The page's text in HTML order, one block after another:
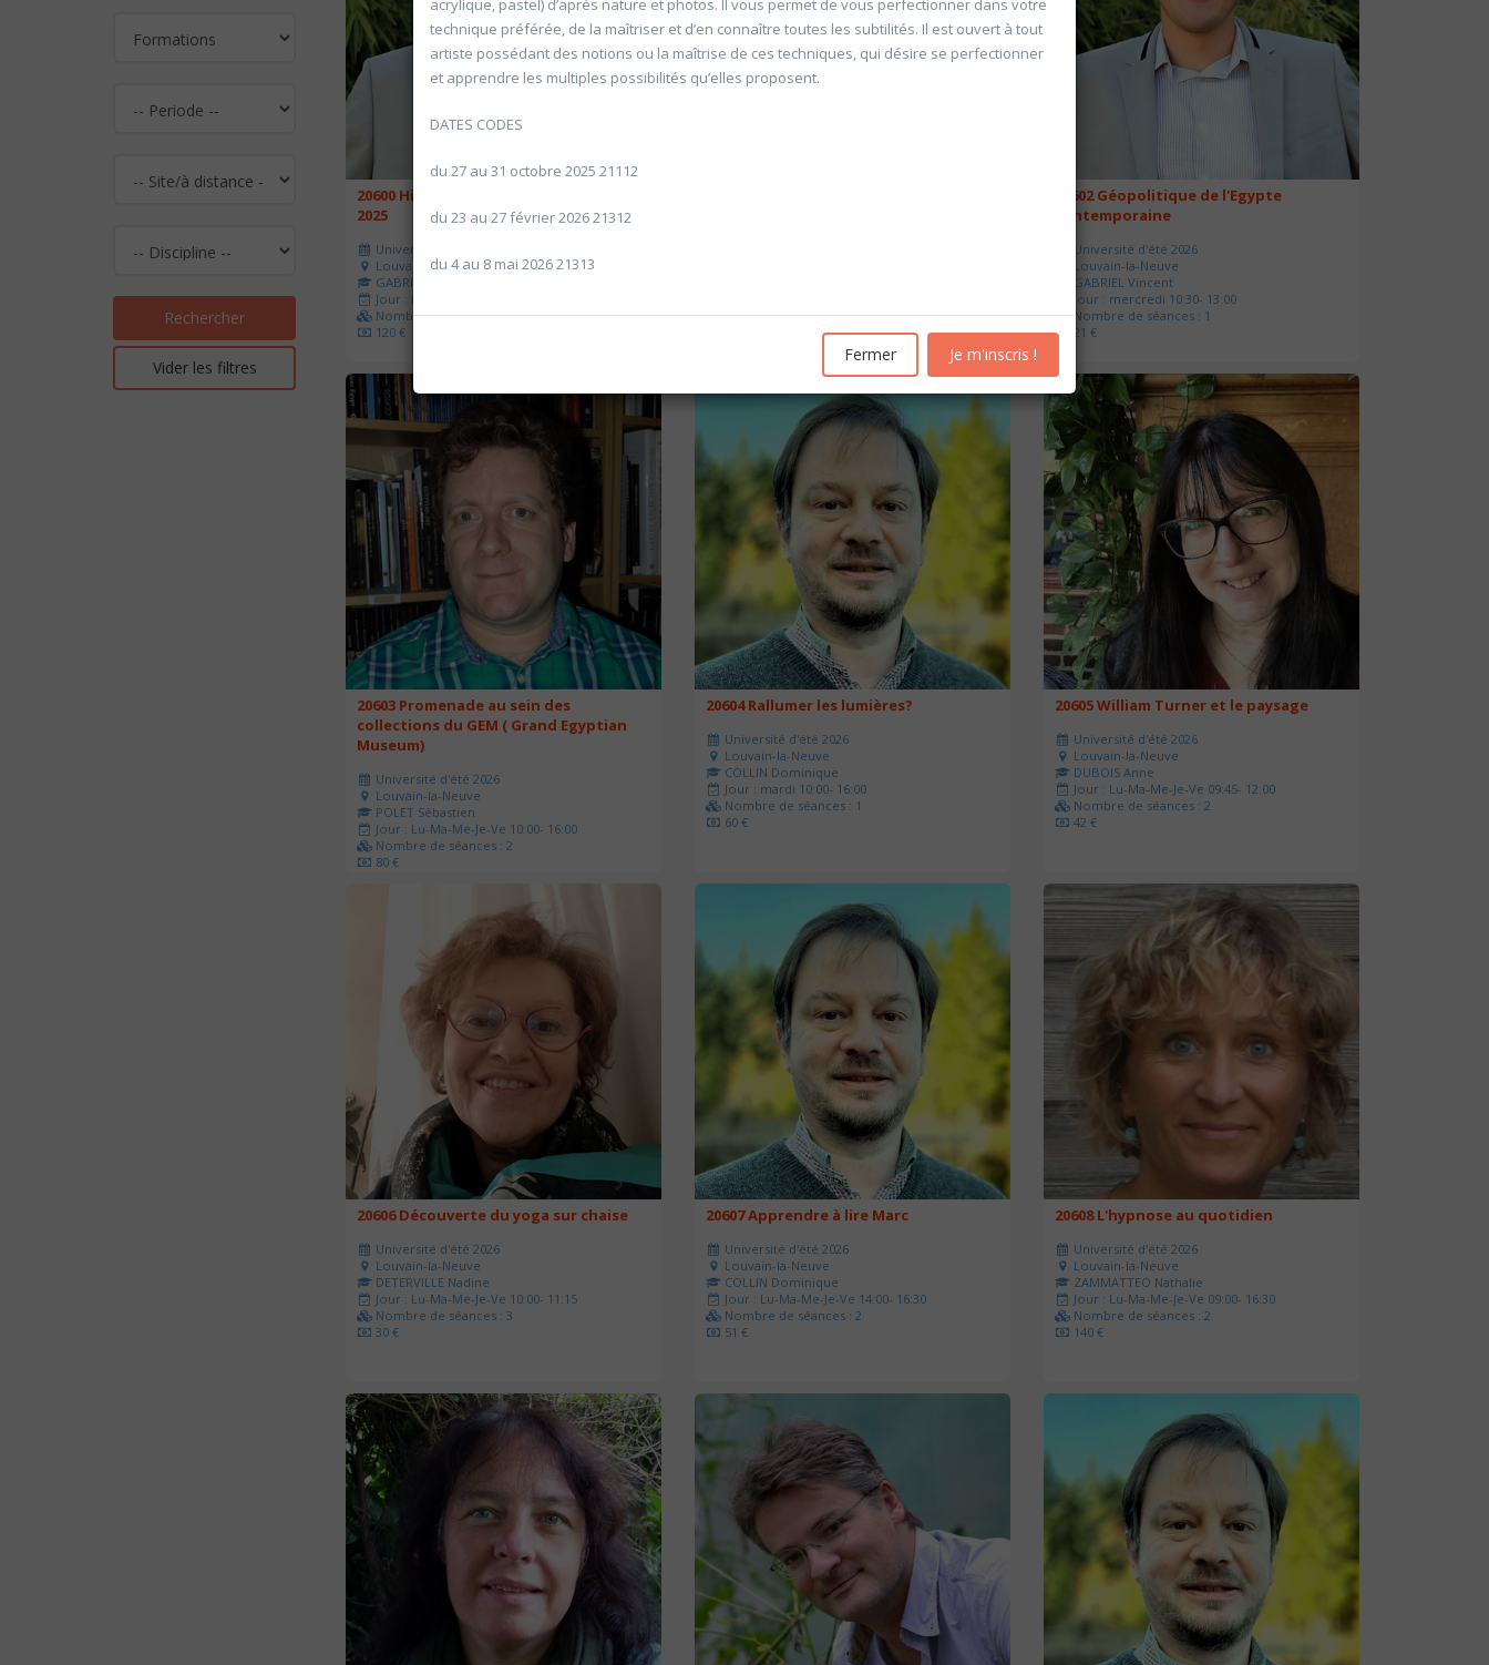
Rechercher
Vider les filtres
20600 Histoire de l'Allemagne de 1871 à
2025
Université d'été 2026
Louvain-la-Neuve
GABRIEL Vincent
Jour : Lu-Ma-Me-Je-Ve 10:30- 13:00
Nombre de séances : 5
120 €
120 €
20602 Géopolitique de l'Egypte
contemporaine
Université d'été 2026
Louvain-la-Neuve
GABRIEL Vincent
Jour : mercredi 10:30- 13:00
Nombre de séances : 1
21 €
20603 Promenade au sein des
collections du GEM ( Grand Egyptian
Museum)
Université d'été 2026
Louvain-la-Neuve
POLET Sébastien
Jour : Lu-Ma-Me-Je-Ve 10:00- 16:00
Nombre de séances : 2
80 €
20604 Rallumer les lumières?
Université d'été 2026
Louvain-la-Neuve
COLLIN Dominique
Jour : mardi 10:00- 16:00
Nombre de séances : 1
60 €
20605 William Turner et le paysage
Université d'été 2026
Louvain-la-Neuve
DUBOIS Anne
Jour : Lu-Ma-Me-Je-Ve 09:45- 12:00
Nombre de séances : 2
42 €
20606 Découverte du yoga sur chaise
Université d'été 2026
Louvain-la-Neuve
DETERVILLE Nadine
Jour : Lu-Ma-Me-Je-Ve 10:00- 11:15
Nombre de séances : 3
30 €
20607 Apprendre à lire Marc
Université d'été 2026
Louvain-la-Neuve
COLLIN Dominique
Jour : Lu-Ma-Me-Je-Ve 14:00- 16:30
Nombre de séances : 2
51 €
20608 L'hypnose au quotidien
Université d'été 2026
Louvain-la-Neuve
ZAMMATTEO Nathalie
Jour : Lu-Ma-Me-Je-Ve 09:00- 16:30
Nombre de séances : 2
140 €
acrylique, pastel) d’après nature et photos. Il vous permet de vous perfectionner dans votre
technique préférée, de la maîtriser et d’en connaître toutes les subtilités. Il est ouvert à tout
artiste possédant des notions ou la maîtrise de ces techniques, qui désire se perfectionner
et apprendre les multiples possibilités qu’elles proposent.
DATES CODES
du 27 au 31 octobre 2025 21112
du 23 au 27 février 2026 21312
du 4 au 8 mai 2026 21313
Fermer Je m'inscris !